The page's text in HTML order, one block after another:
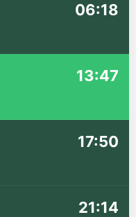
06:18
13:47
17:50
21:14